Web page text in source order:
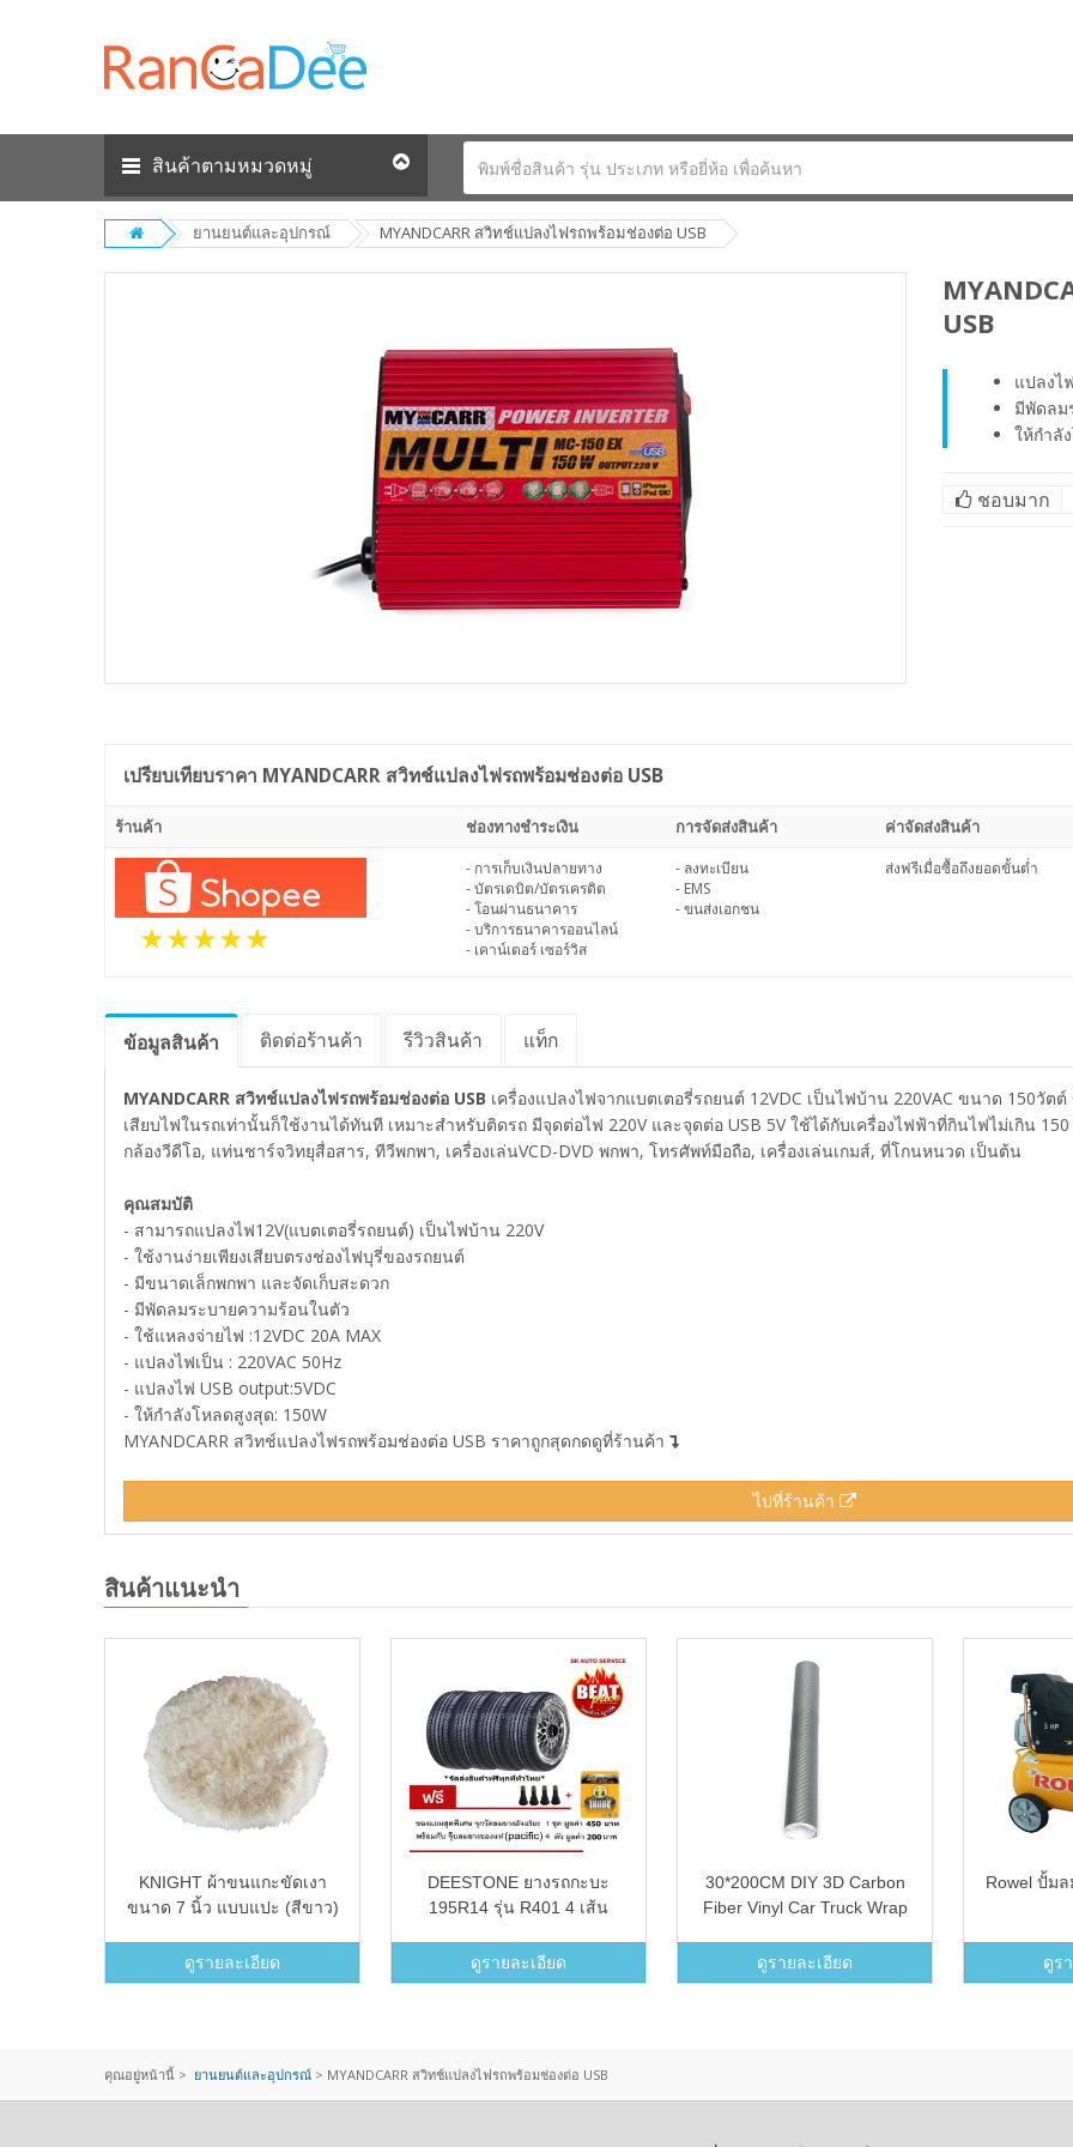
สินค้าตามหมวดหมู่
ยานยนต์และอุปกรณ์ MYANDCARR สวิทช์แปลงไฟรถพร้อมช่องต่อ USB
USB
แปลงไ
มีพัดลม
ให้กำลั
ชอบมาก
เปรียบเทียบราคา MYANDCARR สวิทช์แปลงไฟรถพร้อมช่องต่อ USB
ร้านค้า ช่องทางชำระเงิน การจัดส่งสินค้า ค่าจัดส่งสินค้า
- การเก็บเงินปลายทาง
- บัตรเดบิต/บัตรเครดิต
- โอนผ่านธนาคาร
- บริการธนาคารออนไลน์
- เคาน์เตอร์ เซอร์วิส
- ลงทะเบียน
- EMS
- ขนส่งเอกชน
ส่งฟรีเมื่อซื้อถึงยอดขั้นต่ำ
ข้อมูลสินค้า ติดต่อร้านค้า รีวิวสินค้า แท็ก
MYANDCARR สวิทช์แปลงไฟรถพร้อมช่องต่อ USB เครื่องแปลงไฟจากแบตเตอรี่รถยนต์ 12VDC เป็นไฟบ้าน 220VAC ขนาด 150วัต
เสียบไฟในรถเท่านั้นก็ใช้งานได้ทันที เหมาะสำหรับติดรถ มีจุดต่อไฟ 220V และจุดต่อ USB 5V ใช้ได้กับเครื่องไฟฟ้าที่กินไฟไม่เกิน
กล้องวีดีโอ, แท่นชาร์จวิทยุสื่อสาร, ทีวีพกพา, เครื่องเล่นVCD-DVD พกพา, โทรศัพท์มือถือ, เครื่องเล่นเกมส์, ที่โกนหนวด เป็นต้น
คุณสมบัติ
- สามารถแปลงไฟ12V(แบตเตอรี่รถยนต์) เป็นไฟบ้าน 220V
- ใช้งานง่ายเพียงเสียบตรงช่องไฟบุรี่ของรถยนต์
- มีขนาดเล็กพกพา และจัดเก็บสะดวก
- มีพัดลมระบายความร้อนในตัว
- ใช้แหลงจ่ายไฟ :12VDC 20A MAX
- แปลงไฟเป็น : 220VAC 50Hz
- แปลงไฟ USB output:5VDC
- ให้กำลังโหลดสูงสุด: 150W
MYANDCARR สวิทช์แปลงไฟรถพร้อมช่องต่อ USB ราคาถูกสุดกดดูที่ร้านค้า
ไปที่ร้านค้า
สินค้าแนะนำ
KNIGHT ผ้าขนแกะขัดเงา
ขนาด 7 นิ้ว แบบแปะ (สีขาว)
ดูรายละเอียด
DEESTONE ยางรถกะบะ
195R14 รุ่น R401 4 เส้น
ชิ้น)
ดูรายละเอียด
30*200CM DIY 3D Carbon
Fiber Vinyl Car Truck Wrap
Roll (SILVER) - Intl
ดูรายละเอียด
Rowel ปั้ม
ดูร
คุณอยู่หน้านี้ > ยานยนต์และอุปกรณ์ > MYANDCARR สวิทช์แปลงไฟรถพร้อมช่องต่อ USB